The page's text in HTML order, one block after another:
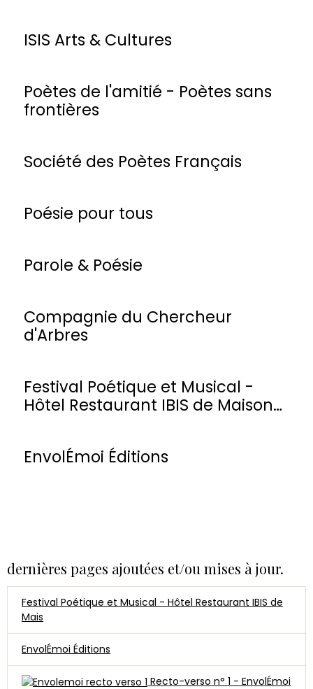
ISIS Arts & Cultures
Poètes de l'amitié - Poètes sans
frontières
Société des Poètes Français
Poésie pour tous
Parole & Poésie
Compagnie du Chercheur
d'Arbres
Festival Poétique et Musical -
Hôtel Restaurant IBIS de Maisons-
EnvolÉmoi Éditions
dernières pages ajoutées et/ou mises à jour.
Festival Poétique et Musical - Hôtel Restaurant IBIS de
Mais
EnvolÉmoi Éditions
Recto-verso n° 1 - EnvolÉmoi